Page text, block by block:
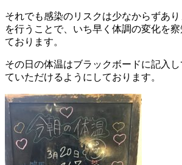
それでも感染のリスクは少なからずあ
を行うことで、いち早く体調の変化を
ております。
その日の体温はブラックボードに記入
ていただけるようにしております。